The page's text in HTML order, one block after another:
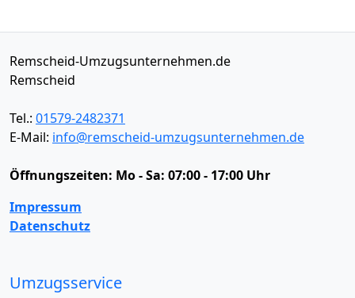
Remscheid-Umzugsunternehmen.de
Remscheid
Tel.: 01579-2482371
E-Mail: info@remscheid-umzugsunternehmen.de
Öffnungszeiten: Mo - Sa: 07:00 - 17:00 Uhr
Impressum
Datenschutz
Umzugsservice